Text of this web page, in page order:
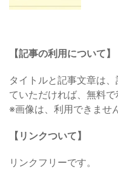
【記事の利用について】
タイトルと記事文章は
ていただければ、無料で
※画像は、利用できませ
【リンクついて】
リンクフリーです。